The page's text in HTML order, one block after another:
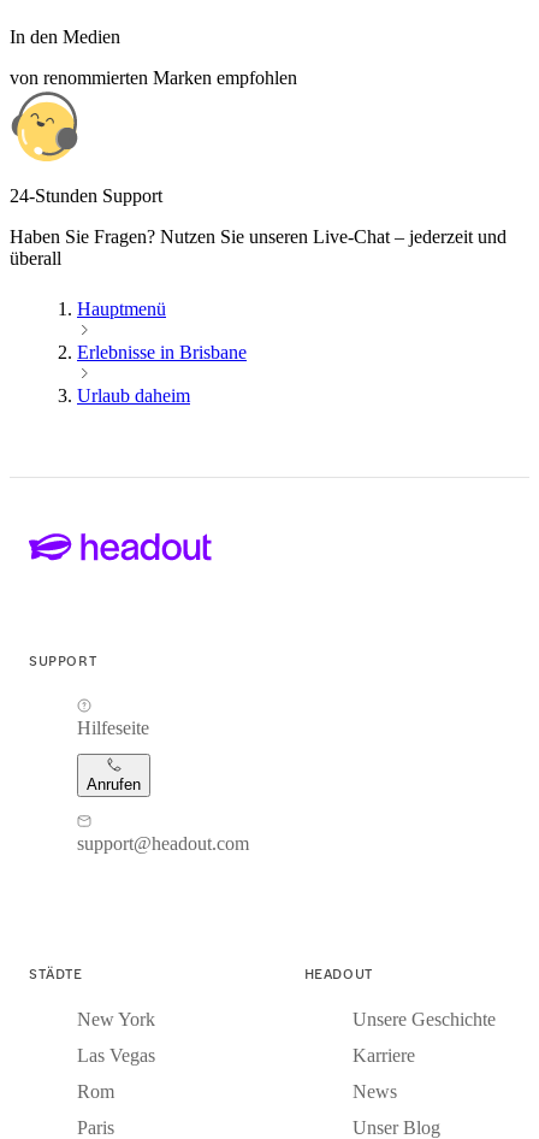
In den Medien
von renommierten Marken empfohlen
24-Stunden Support
Haben Sie Fragen? Nutzen Sie unseren Live-Chat – jederzeit und
überall
Hauptmenü
Erlebnisse in Brisbane
Urlaub daheim
SUPPORT
Hilfeseite
Anrufen
support@headout.com
STÄDTE
New York
Las Vegas
Rom
Paris
HEADOUT
Unsere Geschichte
Karriere
News
Unser Blog